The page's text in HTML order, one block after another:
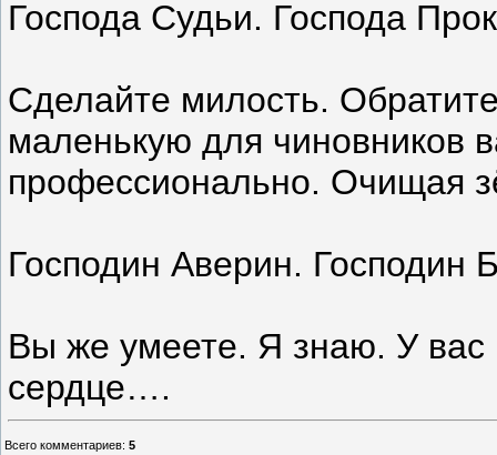
Господа Судьи. Господа
Сделайте милость.
маленькую для чиновников
профессионально. Очищая
Господин Аверин. Господин
Вы же умеете. Я знаю. У вас
сердце….
Всего комментариев: 5